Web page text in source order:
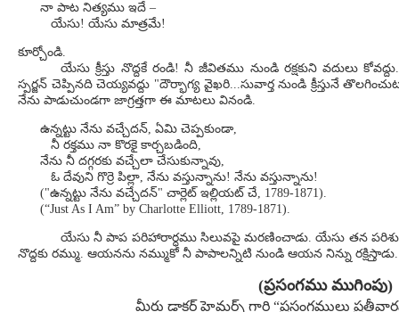
నా పాట నిత్యము ఇదే –
యేసు! యేసు మాత్రమే!
కూర్చోండి.
యేసు క్రీస్తు నొద్దకే రండి! నీ జీవితము నుండి రక్షకుని వదులు
స్పర్జన్ చెప్పినది చెయ్యవద్దు "దౌర్భాగ్య వైఖరి...సువార్త నుండి క్రీస్తునే
నేను పాడుచుండగా జాగ్రత్తగా ఈ మాటలు వినండి.
ఉన్నట్టు నేను వచ్చేదన్, ఏమి చెప్పకుండా,
నీ రక్తము నా కొరకై కార్చబడింది,
నేను నీ దగ్గరకు వచ్చేలా చేసుకున్నావు,
ఓ దేవుని గొర్రె పిల్లా, నేను వస్తున్నాను! నేను వస్తున్నాను!
("ఉన్నట్టు నేను వచ్చేదన్" చార్లెట్ ఇల్లియట్ చే, 1789-1871).
(“Just As I Am” by Charlotte Elliott, 1789-1871).
యేసు నీ పాప పరిహారార్ధము సిలువపై మరణించాడు. యేసు తన
నొద్దకు రమ్ము. ఆయనను నమ్ముకో నీ పాపాలన్నిటి నుండి ఆయన నిన్ను
(ప్రసంగము ముగింపు)
మీరు డాక్టర్ హైమర్స్ గారి “ప్రసంగములు